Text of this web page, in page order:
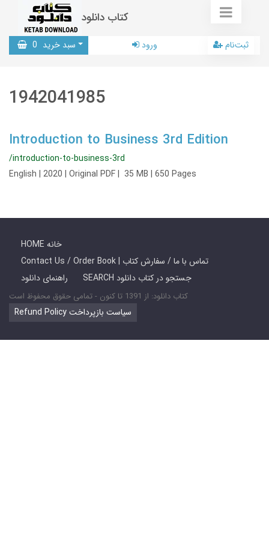
کتاب دانلود
سبد خرید 0 ورود ثبت‌نام
1942041985
Introduction to Business 3rd Edition
/introduction-to-business-3rd
English | 2020 | Original PDF | 35 MB | 650 Pages
HOME خانه
Contact Us / Order Book | تماس با ما / سفارش کتاب
راهنمای دانلود
SEARCH جستجو در کتاب دانلود
کتاب دانلود: از 1391 تا کنون - تمامی حقوق محفوظ است
Refund Policy سیاست بازپرداخت